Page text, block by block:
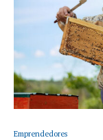
Emprendedores